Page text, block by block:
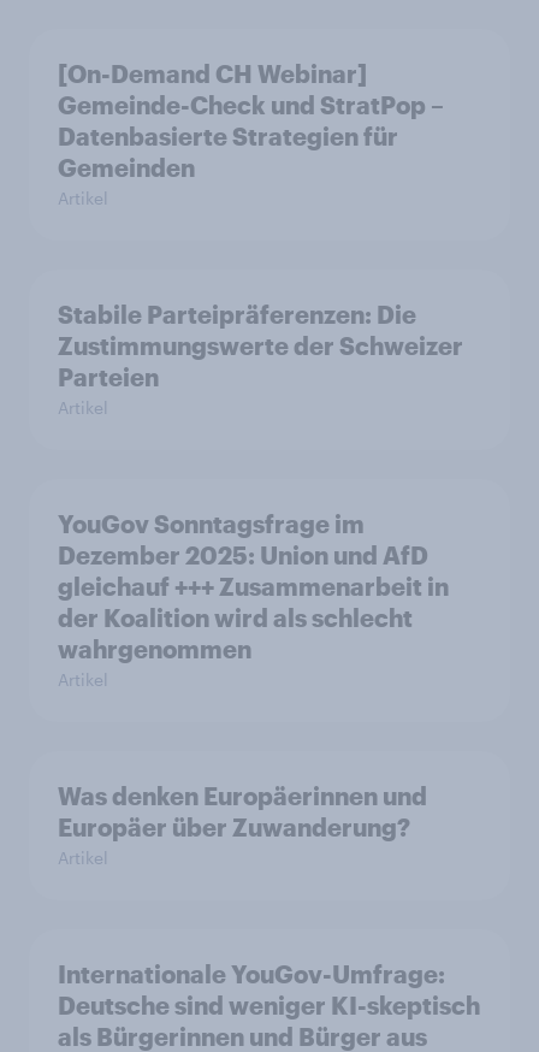
[On-Demand CH Webinar]
Gemeinde-Check und StratPop –
Datenbasierte Strategien für
Gemeinden
Artikel
Stabile Parteipräferenzen: Die
Zustimmungswerte der Schweizer
Parteien
Artikel
YouGov Sonntagsfrage im
Dezember 2025: Union und AfD
gleichauf +++ Zusammenarbeit in
der Koalition wird als schlecht
wahrgenommen
Artikel
Was denken Europäerinnen und
Europäer über Zuwanderung?
Artikel
Internationale YouGov-Umfrage:
Deutsche sind weniger KI-skeptisch
als Bürgerinnen und Bürger aus